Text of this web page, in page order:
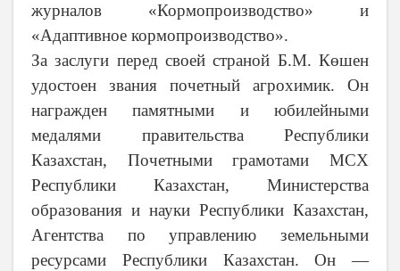
журналов «Кормопроизводство» и
«Адаптивное кормопроизводство».
За заслуги перед своей страной Б.М. Көшен
удостоен звания почетный агрохимик. Он
награжден памятными и юбилейными
медалями правительства Республики
Казахстан, Почетными грамотами МСХ
Республики Казахстан, Министерства
образования и науки Республики Казахстан,
Агентства по управлению земельными
ресурсами Республики Казахстан.Он —